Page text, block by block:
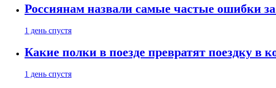
Россиянам назвали самые частые ошибки
1 день спустя
Какие полки в поезде превратят поездку
1 день спустя